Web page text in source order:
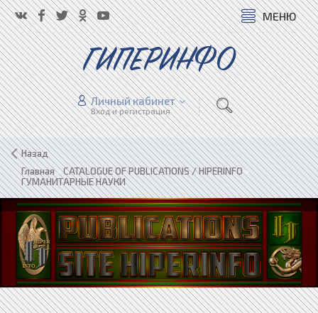
МЕНЮ
ГИПЕРИНФО
Личный кабинет
Вход и регистрация
Назад
Главная»CATALOGUE OF PUBLICATIONS / HIPERINFO»
ГУМАНИТАРНЫЕ НАУКИ